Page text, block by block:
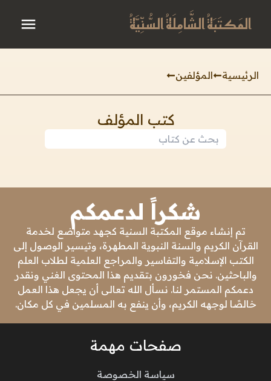
المَكتَبَةُ الشَّامِلَةُ السُّنِّيَّةُ
الرئيسية المؤلفين
كتب المؤلف
شكراً لدعمكم
تم إنشاء موقع المكتبة السنية كجهد متواضع لخدمة
القرآن الكريم والسنة النبوية المطهرة، وتيسير الوصول إلى
الكتب الإسلامية والتفاسير والمراجع العلمية لطلاب العلم
والباحثين. نحن فخورون بتقديم هذا المحتوى الغني ونقدر
دعمكم المستمر لنا. نسأل الله تعالى أن يجعل هذا العمل
خالصًا لوجهه الكريم، وأن ينفع به المسلمين في كل مكان.
صفحات مهمة
سياسة الخصوصة